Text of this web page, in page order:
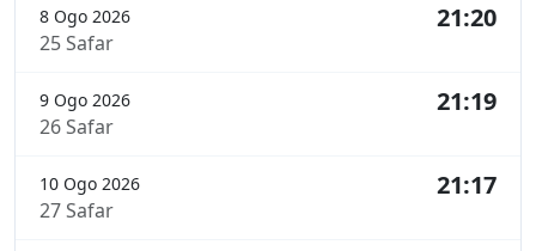
8 Ogo 2026
25 Safar
21:20
9 Ogo 2026
26 Safar
21:19
10 Ogo 2026
27 Safar
21:17